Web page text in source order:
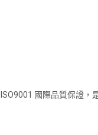
國際品質保證，